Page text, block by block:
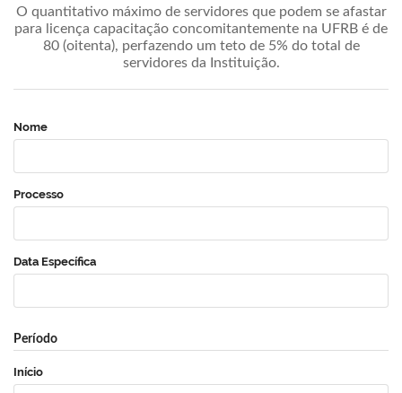
O quantitativo máximo de servidores que podem se afastar
para licença capacitação concomitantemente na UFRB é de
80 (oitenta), perfazendo um teto de 5% do total de
servidores da Instituição.
Nome
Processo
Data Específica
Período
Início